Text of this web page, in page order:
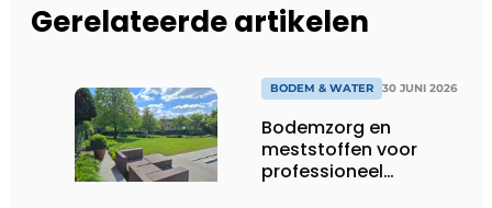
Gerelateerde artikelen
BODEM & WATER 30 JUNI 2026
Bodemzorg en
meststoffen voor
professioneel